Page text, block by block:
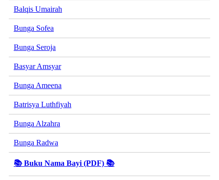
Balqis Umairah
Bunga Sofea
Bunga Seroja
Basyar Amsyar
Bunga Ameena
Batrisya Luthfiyah
Bunga Alzahra
Bunga Radwa
📚 Buku Nama Bayi (PDF) 📚